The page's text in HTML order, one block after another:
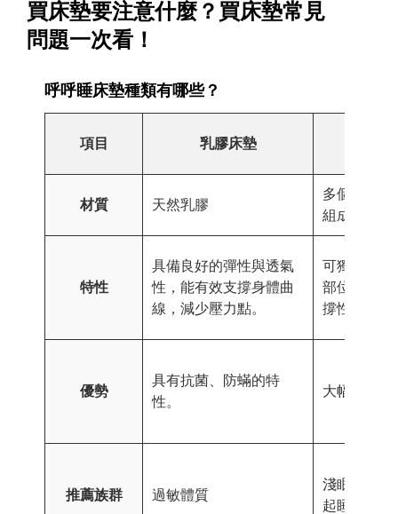
買床墊要注意什麼？買床墊常見
問題一次看！
呼呼睡床墊種類有哪些？
項目 乳膠床墊
材質 天然乳膠
多個獨立包
組成
特性
具備良好的彈性與透氣
性，能有效支撐身體曲
線，減少壓力點。
可獨立支撐
部位，提供
撐性和貼合
優勢
具有抗菌、防蟎的特
性。
大幅減少翻
推薦族群 過敏體質
淺眠、會和
起睡的消費